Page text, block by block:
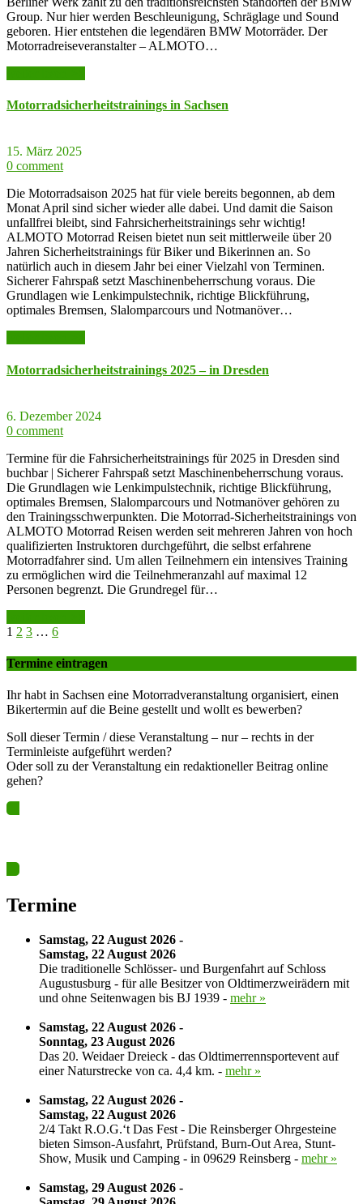
Group. Nur hier werden Beschleunigung, Schräglage und Sound
geboren. Hier entstehen die legendären BMW Motorräder. Der
Motorradreiseveranstalter – ALMOTO…
Motorradsicherheitstrainings in Sachsen
15. März 2025
0 comment
Die Motorradsaison 2025 hat für viele bereits begonnen, ab dem
Monat April sind sicher wieder alle dabei. Und damit die Saison
unfallfrei bleibt, sind Fahrsicherheitstrainings sehr wichtig!
ALMOTO Motorrad Reisen bietet nun seit mittlerweile über 20
Jahren Sicherheitstrainings für Biker und Bikerinnen an. So
natürlich auch in diesem Jahr bei einer Vielzahl von Terminen.
Sicherer Fahrspaß setzt Maschinenbeherrschung voraus. Die
Grundlagen wie Lenkimpulstechnik, richtige Blickführung,
optimales Bremsen, Slalomparcours und Notmanöver…
Motorradsicherheitstrainings 2025 – in Dresden
6. Dezember 2024
0 comment
Termine für die Fahrsicherheitstrainings für 2025 in Dresden sind
buchbar | Sicherer Fahrspaß setzt Maschinenbeherrschung voraus.
Die Grundlagen wie Lenkimpulstechnik, richtige Blickführung,
optimales Bremsen, Slalomparcours und Notmanöver gehören zu
den Trainingsschwerpunkten. Die Motorrad-Sicherheitstrainings von
ALMOTO Motorrad Reisen werden seit mehreren Jahren von hoch
qualifizierten Instruktoren durchgeführt, die selbst erfahrene
Motorradfahrer sind. Um allen Teilnehmern ein intensives Training
zu ermöglichen wird die Teilnehmeranzahl auf maximal 12
Personen begrenzt. Die Grundregel für…
1 2 3 … 6
Termine eintragen
Ihr habt in Sachsen eine Motorradveranstaltung organisiert, einen
Bikertermin auf die Beine gestellt und wollt es bewerben?
Soll dieser Termin / diese Veranstaltung – nur – rechts in der
Terminleiste aufgeführt werden?
Oder soll zu der Veranstaltung ein redaktioneller Beitrag online
gehen?
Termine
Samstag, 22 August 2026 -
Samstag, 22 August 2026
Die traditionelle Schlösser- und Burgenfahrt auf Schloss
Augustusburg - für alle Besitzer von Oldtimerzweirädern mit
und ohne Seitenwagen bis BJ 1939 - mehr »
Samstag, 22 August 2026 -
Sonntag, 23 August 2026
Das 20. Weidaer Dreieck - das Oldtimerrennsportevent auf
einer Naturstrecke von ca. 4,4 km. - mehr »
Samstag, 22 August 2026 -
Samstag, 22 August 2026
2/4 Takt R.O.G.‘t Das Fest - Die Reinsberger Ohrgesteine
bieten Simson-Ausfahrt, Prüfstand, Burn-Out Area, Stunt-
Show, Musik und Camping - in 09629 Reinsberg - mehr »
Samstag, 29 August 2026 -